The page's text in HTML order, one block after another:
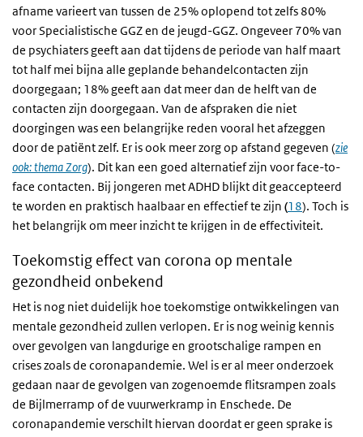
afname varieert van tussen de 25% oplopend tot zelfs 80%
voor Specialistische GGZ en de jeugd-GGZ. Ongeveer 70% van
de psychiaters geeft aan dat tijdens de periode van half maart
tot half mei bijna alle geplande behandelcontacten zijn
doorgegaan; 18% geeft aan dat meer dan de helft van de
contacten zijn doorgegaan. Van de afspraken die niet
doorgingen was een belangrijke reden vooral het afzeggen
door de patiënt zelf. Er is ook meer zorg op afstand gegeven (zie
ook: thema Zorg). Dit kan een goed alternatief zijn voor face-to-
face contacten. Bij jongeren met ADHD blijkt dit geaccepteerd
te worden en praktisch haalbaar en effectief te zijn (18). Toch is
het belangrijk om meer inzicht te krijgen in de effectiviteit.
Toekomstig effect van corona op mentale
gezondheid onbekend
Het is nog niet duidelijk hoe toekomstige ontwikkelingen van
mentale gezondheid zullen verlopen. Er is nog weinig kennis
over gevolgen van langdurige en grootschalige rampen en
crises zoals de coronapandemie. Wel is er al meer onderzoek
gedaan naar de gevolgen van zogenoemde flitsrampen zoals
de Bijlmerramp of de vuurwerkramp in Enschede. De
coronapandemie verschilt hiervan doordat er geen sprake is